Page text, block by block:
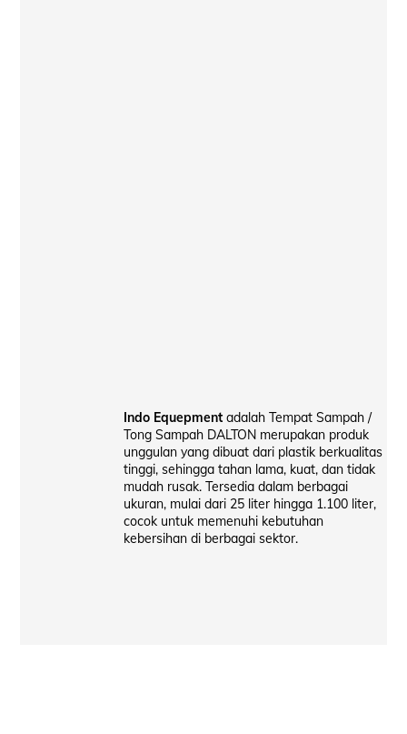
Indo Equepment adalah Tempat Sampah /
Tong Sampah DALTON merupakan produk
unggulan yang dibuat dari plastik berkualitas
tinggi, sehingga tahan lama, kuat, dan tidak
mudah rusak. Tersedia dalam berbagai
ukuran, mulai dari 25 liter hingga 1.100 liter,
cocok untuk memenuhi kebutuhan
kebersihan di berbagai sektor.